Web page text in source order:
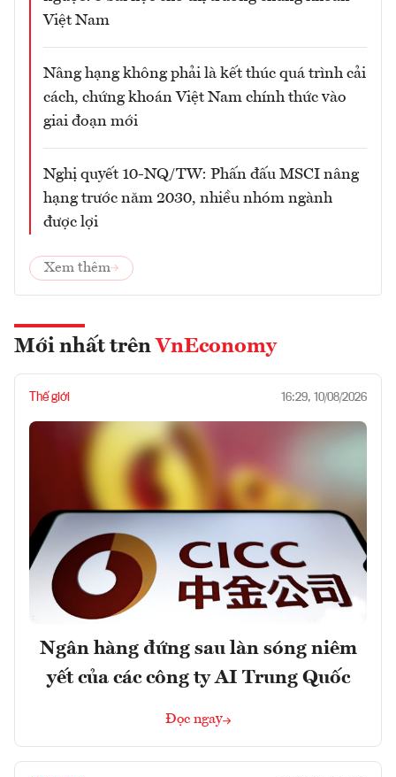
Việt Nam
Nâng hạng không phải là kết thúc quá trình cải
cách, chứng khoán Việt Nam chính thức vào
giai đoạn mới
Nghị quyết 10-NQ/TW: Phấn đấu MSCI nâng
hạng trước năm 2030, nhiều nhóm ngành
được lợi
Xem thêm
Mới nhất trên VnEconomy
Thế giới 16:29, 10/08/2026
Ngân hàng đứng sau làn sóng niêm
yết của các công ty AI Trung Quốc
Đọc ngay